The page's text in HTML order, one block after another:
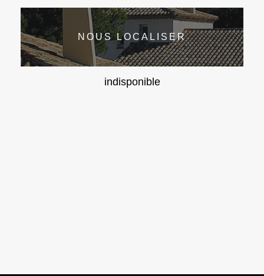
NOUS LOCALISER
indisponible